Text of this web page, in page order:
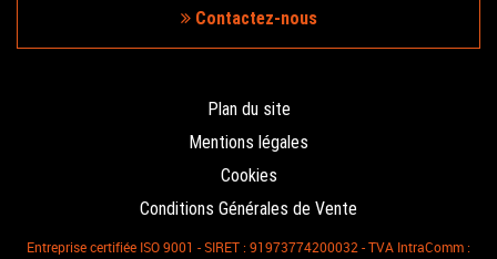
Contactez-nous
Plan du site
Mentions légales
Cookies
Conditions Générales de Vente
Entreprise certifiée ISO 9001 - SIRET : 91973774200032 - TVA IntraComm :